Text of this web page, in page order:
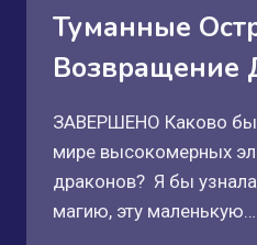
Туманные
Возвращение
ЗАВЕРШЕНО Каково
мире высокомерных
драконов? Я бы
магию, эту маленькую…